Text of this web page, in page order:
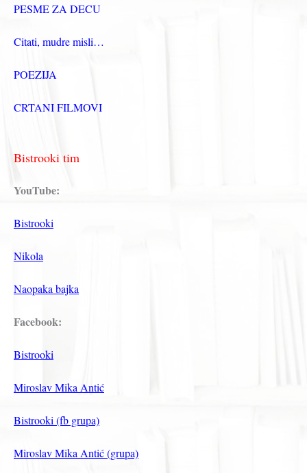
PESME ZA DECU
Citati, mudre misli…
POEZIJA
CRTANI FILMOVI
Bistrooki tim
YouTube:
Bistrooki
Nikola
Naopaka bajka
Facebook:
Bistrooki
Miroslav Mika Antić
Bistrooki (fb grupa)
Miroslav Mika Antić (grupa)